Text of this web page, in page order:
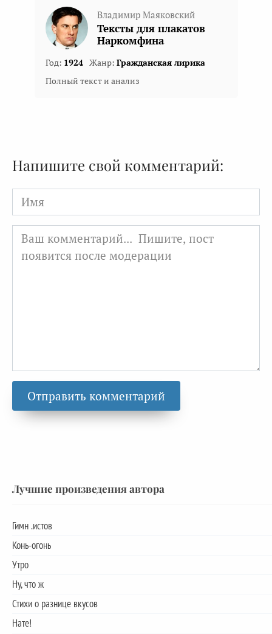
Владимир Маяковский
Тексты для плакатов
Наркомфина
Год: 1924 Жанр: Гражданская лирика
Полный текст и анализ
Напишите свой комментарий:
Имя
Лучшие произведения автора
Гимн .истов
Конь-огонь
Утро
Ну, что ж
Стихи о разнице вкусов
Нате!